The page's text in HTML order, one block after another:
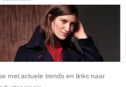
met actuele trends en links naar